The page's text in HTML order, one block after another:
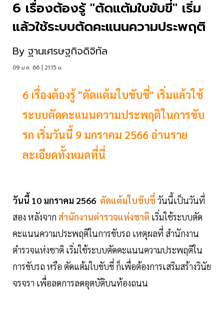
6 เรื่องต้องรู้ "ตัดแต้มใบขับขี่" เริ่ม
แล้วใช้ระบบตัดคะแนนความประพฤติ
By ฐานเศรษฐกิจดิจิทัล
09 ม.ค. 66 | 21:15 น.
6 เรื่องต้องรู้ "ตัดแต้มใบขับขี่" เริ่มแล้วใช้
ระบบตัดคะแนนความประพฤติในการขับ
รถ เริ่มวันนี้ 9 มกราคม 2566 อ่านราย
ละเอียดทั้งหมดที่นี่
วันนี้ 10 มกราคม 2566 ตัดแต้มใบขับขี่ วันนี้เป็นวันที่
สอง หลังจาก สำนักงานตำรวจแห่งชาติ เริ่มใช้ระบบตัด
คะแนนความประพฤติในการขับรถ เหตุผลที่ สำนักงาน
ตำรวจแห่งชาติ เริ่มใช้ระบบตัดคะแนนความประพฤติใน
การขับรถ หรือ ตัดแต้มใบขับขี่ ก็เพื่อต้องการเสริมสร้างวินัย
จรจรา เพื่อลดการลดอุตบัติบนท้องถนน